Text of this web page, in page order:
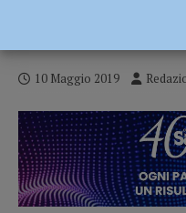
10 Maggio 2019